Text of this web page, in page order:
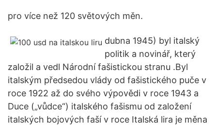
pro více než 120 světových měn.
dubna 1945) byl italský
politik a novinář, který
založil a vedl Národní fašistickou stranu .Byl
italským předsedou vlády od fašistického puče v
roce 1922 až do svého výpovědi v roce 1943 a
Duce („vůdce“) italského fašismu od založení
italských bojových faší v roce Italská lira je měna